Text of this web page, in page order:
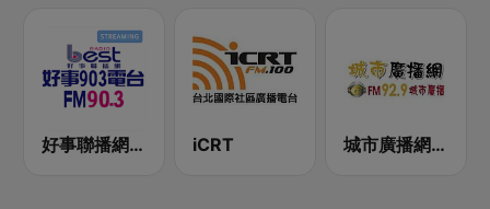
好事聯播網 Best Radio FM90.3 iCRT 城市廣播網 FM 92.9 城市廣播